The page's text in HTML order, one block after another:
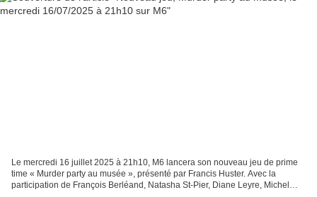
Le mercredi 16 juillet 2025 à 21h10, M6 lancera son nouveau jeu de prime
time « Murder party au musée », présenté par Francis Huster. Avec la
participation de François Berléand, Natasha St-Pier, Diane Leyre, Michel